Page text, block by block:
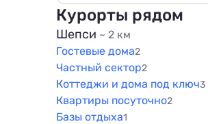
500 м
800 м
1000 м
1500 м
100 м
200 м
500 м
800 м
1000 м
1500 м
Курорты рядом
Шепси ~ 2 км
Гостевые дома2
Частный сектор2
Коттеджи и дома под ключ3
Квартиры посуточно2
Базы отдыха1